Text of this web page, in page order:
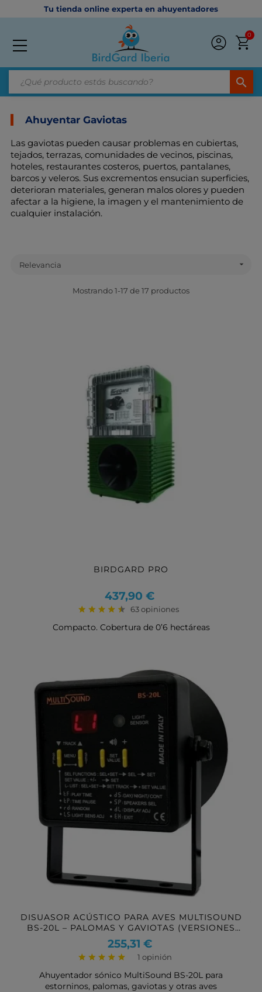
Tu tienda online experta en ahuyentadores
search
0
Ahuyentar Gaviotas
Las gaviotas pueden causar problemas en cubiertas,
tejados, terrazas, comunidades de vecinos, piscinas,
hoteles, restaurantes costeros, puertos, pantalanes,
barcos y veleros. Sus excrementos ensucian superficies,
deterioran materiales, generan malos olores y pueden
afectar a la higiene, la imagen y el mantenimiento de
cualquier instalación.
Relevancia 
Mostrando 1-17 de 17 productos
BIRDGARD PRO
Precio
437,90 €
63 opiniones
Compacto. Cobertura de 0’6 hectáreas
DISUASOR ACÚSTICO PARA AVES MULTISOUND
BS-20L – PALOMAS Y GAVIOTAS (VERSIONES
MULTIAVE Y ESPECIAL GAVIOTAS)
Precio
255,31 €
1 opinión
Ahuyentador sónico MultiSound BS-20L para
estorninos, palomas, gaviotas y otras aves